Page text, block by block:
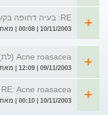
RE: בעיה דחופה בקשר למחלת עור
10/11/2003 | 00:08 | מאת:
Acne roasacea (לת)
09/11/2003 | 12:09 | מאת: אור
RE: Acne roasacea
10/11/2003 | 00:10 | מאת: